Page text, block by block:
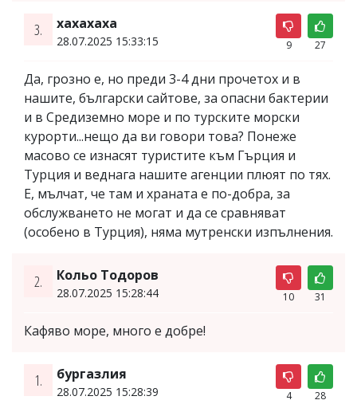
3. хахахаха
28.07.2025 15:33:15 9 27
Да, грозно е, но преди 3-4 дни прочетох и в
нашите, български сайтове, за опасни бактерии
и в Средиземно море и по турските морски
курорти...нещо да ви говори това? Понеже
масово се изнасят туристите към Гърция и
Турция и веднага нашите агенции плюят по тях.
Е, мълчат, че там и храната е по-добра, за
обслужването не могат и да се сравняват
(особено в Турция), няма мутренски изпълнения.
2. Кольо Тодоров
28.07.2025 15:28:44 10 31
Кафяво море, много е добре!
1. бургазлия
28.07.2025 15:28:39 4 28